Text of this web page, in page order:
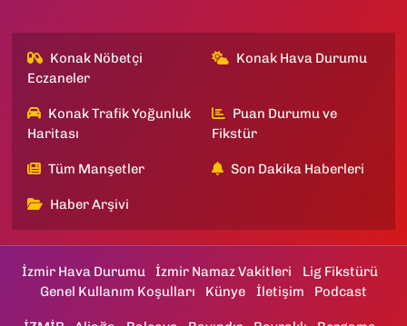
Konak Nöbetçi
Eczaneler
Konak Hava Durumu
Konak Trafik Yoğunluk
Haritası
Puan Durumu ve
Fikstür
Tüm Manşetler Son Dakika Haberleri
Haber Arşivi
İzmir Hava Durumu İzmir Namaz Vakitleri
Lig Fikstürü
Genel Kullanım Koşulları
Künye İletişim Podcast